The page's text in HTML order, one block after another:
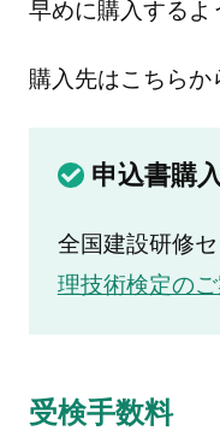
早めに購入するよ
購入先はこちらか
申込書購
全国建設研修
理技術検定の
受検手数料